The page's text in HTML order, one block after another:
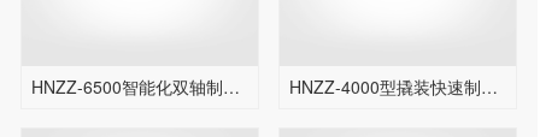
HNZZ-6500智能化双轴制浆系统 HNZZ-4000型撬装快速制浆站